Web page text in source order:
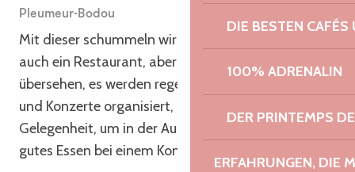
DIE BESTEN
100% ADRENALIN
DER PRINTEMPS
ERFAHRUNGEN, DIE
Pleumeur-Bodou
Mit dieser schummeln wir ein wenig, denn sie ist
auch ein Restaurant, aber man kann sie nicht
übersehen, es werden regelmäßig Veranstaltungen
und Konzerte organisiert, nutzen Sie die
Gelegenheit, um in der Auberge du Crec’h Bec ein
gutes Essen bei einem Konzert zu essen!